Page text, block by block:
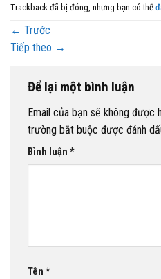
Trackback đã bị đóng, nhưng bạn có thể
← Trước
Tiếp theo →
Để lại một bình luận
Email của bạn sẽ không được
trường bắt buộc được đánh
Bình luận *
Tên *